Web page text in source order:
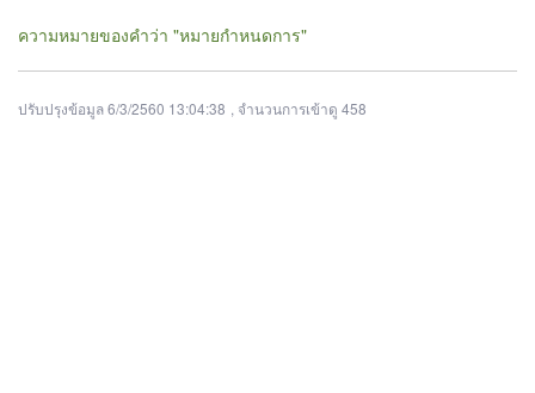
ความหมายของคำว่า "หมายกำหนดการ"
ปรับปรุงข้อมูล 6/3/2560 13:04:38 , จำนวนการเข้าดู 458